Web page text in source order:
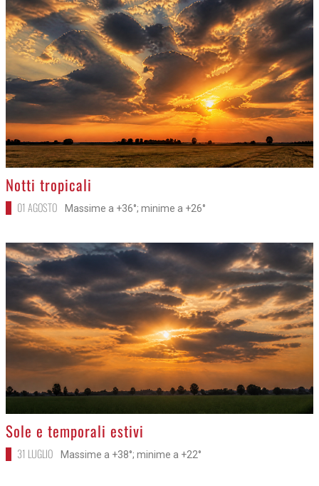
>
Notti tropicali
01 AGOSTO Massime a +36°; minime a +26°
>
Sole e temporali estivi
31 LUGLIO Massime a +38°; minime a +22°